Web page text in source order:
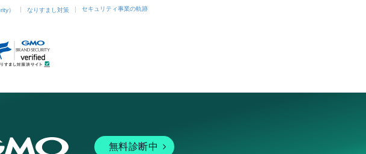
） なりすまし対策 セキュリティ事業の軌跡
無料診断中